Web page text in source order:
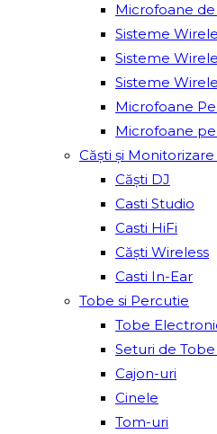
Microfoane
Sisteme
Sisteme
Sisteme
Microfoane
Microfoane
Căști și
Căști DJ
Casti Studio
Casti HiFi
Căști Wireless
Casti In-Ear
Tobe si Percutie
Tobe
Seturi de
Cajon-uri
Cinele
Tom-uri